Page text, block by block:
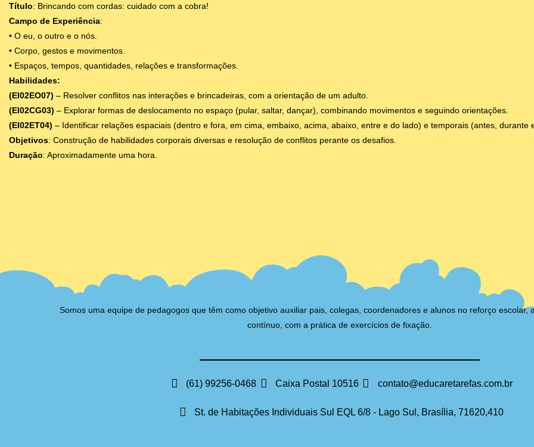
Título: Brincando com cordas: cuidado com a cobra!
Campo de Experiência:
• O eu, o outro e o nós.
• Corpo, gestos e movimentos.
• Espaços, tempos, quantidades, relações e transformações.
Habilidades:
(EI02EO07) – Resolver conflitos nas interações e brincadeiras, com a orientação de um adulto.
(EI02CG03) – Explorar formas de deslocamento no espaço (pular, saltar, dançar), combinando movimentos e seguindo orientações.
(EI02ET04) – Identificar relações espaciais (dentro e fora, em cima, embaixo, acima, abaixo, entre e do lado) e temporais (antes, durante
Objetivos: Construção de habilidades corporais diversas e resolução de conflitos perante os desafios.
Duração: Aproximadamente uma hora.
Somos uma equipe de pedagogos que têm como objetivo auxiliar pais, colegas, coordenadores e alunos no reforço escolar,
contínuo, com a prática de exercícios de fixação.
(61) 99256-0468 Caixa Postal 10516 contato@educaretarefas.com.br
St. de Habitações Individuais Sul EQL 6/8 - Lago Sul, Brasília, 71620,410